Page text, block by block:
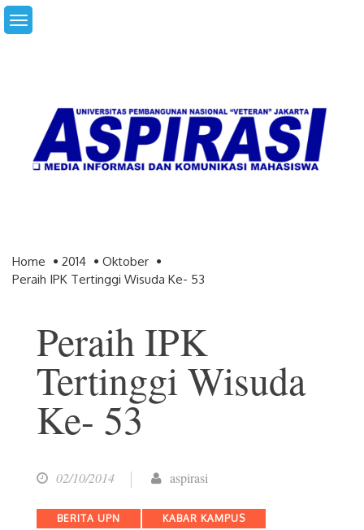
Skip
to
Home 2014
Oktober
Peraih IPK Tertinggi Wisuda Ke- 53
Peraih IPK
Tertinggi Wisuda
Ke- 53
02/10/2014 aspirasi
Categories
BERITA UPN KABAR KAMPUS